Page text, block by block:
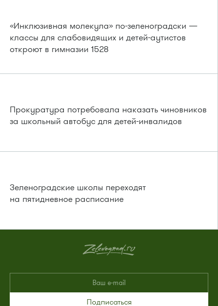
«Инклюзивная молекула» по-зеленоградски —
классы для слабовидящих и детей-аутистов
откроют в гимназии 1528
Прокуратура потребовала наказать чиновников
за школьный автобус для детей-инвалидов
Зеленоградские школы переходят
на пятидневное расписание
Подписаться